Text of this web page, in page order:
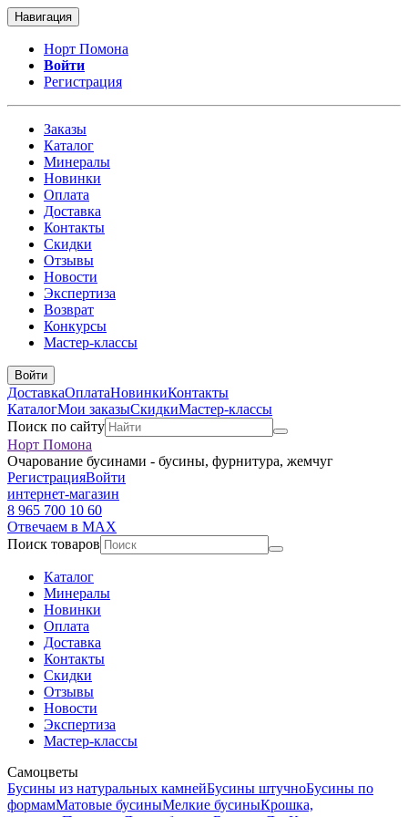
Навигация
Норт Помона
Войти
Регистрация
Заказы
Каталог
Минералы
Новинки
Оплата
Доставка
Контакты
Скидки
Отзывы
Новости
Экспертиза
Возврат
Конкурсы
Мастер-классы
Войти
ДоставкаОплатаНовинкиКонтакты
КаталогМои заказыСкидкиМастер-классы
Поиск по сайту
Норт Помона
Очарование бусинами - бусины, фурнитура, жемчуг
РегистрацияВойти
интернет-магазин
8 965 700 10 60
Отвечаем в MAX
Поиск товаров
Каталог
Минералы
Новинки
Оплата
Доставка
Контакты
Скидки
Отзывы
Новости
Экспертиза
Мастер-классы
Самоцветы
Бусины из натуральных камнейБусины штучноБусины по
формамМатовые бусиныМелкие бусиныКрошка,